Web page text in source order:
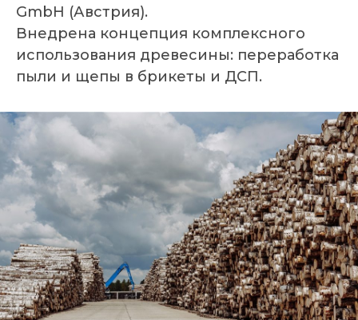
GmbH (Австрия).
Внедрена концепция комплексного
использования древесины: переработка
пыли и щепы в брикеты и ДСП.